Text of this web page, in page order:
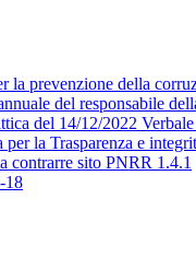
la prevenzione della
del responsabile
del 14/12/2022
per la Trasparenza e
contrarre sito PNRR 1.4.1
18